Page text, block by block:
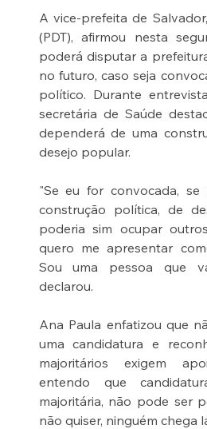
A vice-prefeita de
(PDT), afirmou nesta
poderá disputar a
no futuro, caso seja
político. Durante
secretária de Saúde
dependerá de uma
desejo popular.
"Se eu for convocada,
construção política, de
poderia sim ocupar
quero me apresentar
Sou uma pessoa que
declarou.
Ana Paula enfatizou que
uma candidatura e
majoritários exigem
entendo que
majoritária, não pode ser
não quiser, ninguém chega